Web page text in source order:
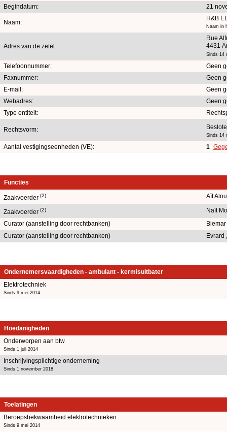
Begindatum: 21
Naam:
H&B
Naam in
Adres van de zetel:
Rue
4431
Sinds 14
Telefoonnummer:
Geen
Faxnummer:
Geen
E-mail:
Geen
Webadres:
Geen
Type entiteit:
Rechtsvorm:
Sinds 14
Aantal vestigingseenheden (VE): 1
Functies
Zaakvoerder (2) Aït
Zaakvoerder (2)
Naït
Curator (aanstelling door rechtbanken)
Curator (aanstelling door rechtbanken)
Ondernemersvaardigheden - ambulant - kermisuitbater
Elektrotechniek
Sinds 9 mei 2014
Hoedanigheden
Onderworpen aan btw
Sinds 1 juli 2014
Inschrijvingsplichtige onderneming
Sinds 1 november 2018
Toelatingen
Beroepsbekwaamheid elektrotechnieken
Sinds 9 mei 2014